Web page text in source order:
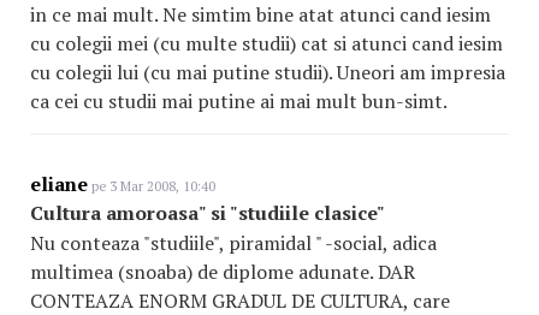
in ce mai mult. Ne simtim bine atat atunci cand iesim
cu colegii mei (cu multe studii) cat si atunci cand iesim
cu colegii lui (cu mai putine studii). Uneori am impresia
ca cei cu studii mai putine ai mai mult bun-simt.
eliane pe 3 Mar 2008, 10:40
Cultura amoroasa" si "studiile clasice"
Nu conteaza "studiile", piramidal " -social, adica
multimea (snoaba) de diplome adunate. DAR
CONTEAZA ENORM GRADUL DE CULTURA, care